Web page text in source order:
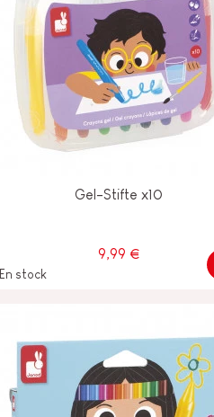
Gel-Stifte x10
9,99 €
En stock